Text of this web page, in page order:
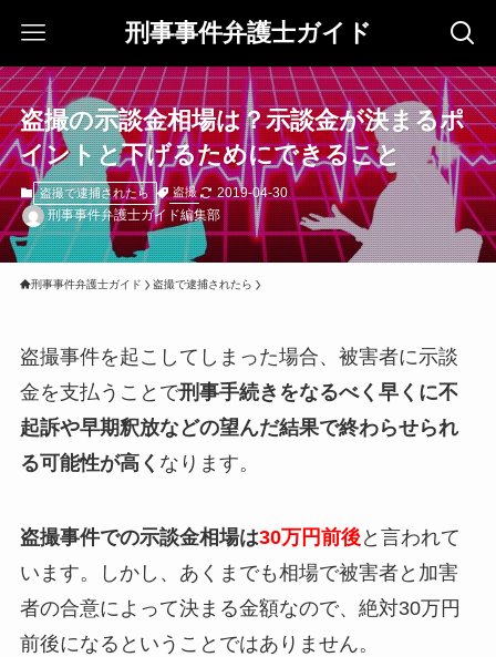
刑事事件弁護士ガイド
盗撮の示談金相場は？示談金が決まるポ
イントと下げるためにできること
盗撮で逮捕されたら 盗撮
2019-04-30
刑事事件弁護士ガイド編集部
刑事事件弁護士ガイド 盗撮で逮捕されたら
盗撮事件を起こしてしまった場合、被害者に示談
金を支払うことで刑事手続きをなるべく早くに不
起訴や早期釈放などの望んだ結果で終わらせられ
る可能性が高く なります。
盗撮事件での示談金相場は30万円前後と言われて
います。しかし、あくまでも相場で被害者と加害
者の合意によって決まる金額なので、絶対30万円
前後になるということではありません。